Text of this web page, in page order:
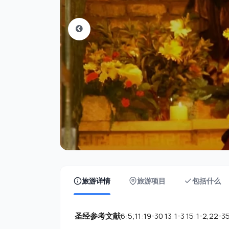
旅游详情 旅游项目 包括什么
圣经参考文献6:5;11:19-30 13:1-3 15:1-2,22-